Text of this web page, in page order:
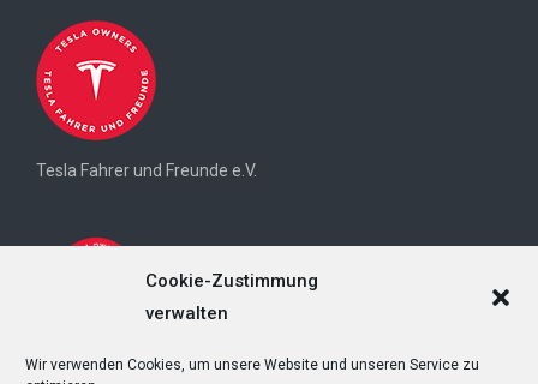
Cookie-Zustimmung
verwalten
Wir verwenden Cookies, um unsere Website und unseren Service zu
Tesla Fahrer und Freunde e.V.
Tesla Owners Switzerland (TOS)